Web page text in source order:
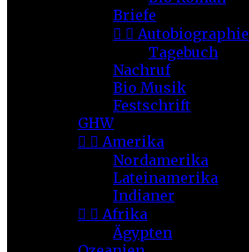
Briefe
  Autobiographie
Tagebuch
Nachruf
Bio Musik
Festschrift
GHW
  Amerika
Nordamerika
Lateinamerika
Indianer
  Afrika
Ägypten